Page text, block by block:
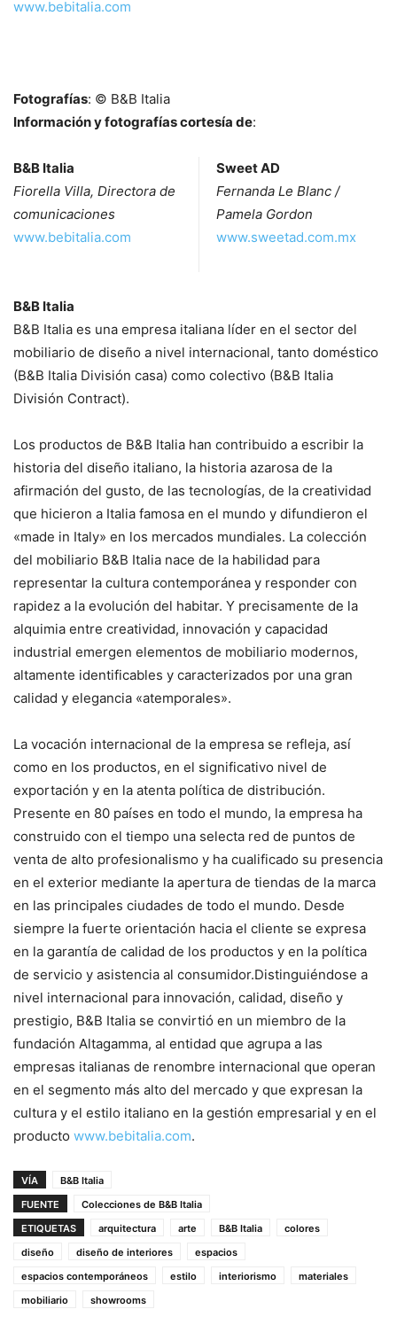
www.bebitalia.com
Fotografías: © B&B Italia
Información y fotografías cortesía de:
B&B Italia
Fiorella Villa, Directora de
comunicaciones
www.bebitalia.com
Sweet AD
Fernanda Le Blanc /
Pamela Gordon
www.sweetad.com.mx
B&B Italia
B&B Italia es una empresa italiana líder en el sector del
mobiliario de diseño a nivel internacional, tanto doméstico
(B&B Italia División casa) como colectivo (B&B Italia
División Contract).
Los productos de B&B Italia han contribuido a escribir la
historia del diseño italiano, la historia azarosa de la
afirmación del gusto, de las tecnologías, de la creatividad
que hicieron a Italia famosa en el mundo y difundieron el
«made in Italy» en los mercados mundiales. La colección
del mobiliario B&B Italia nace de la habilidad para
representar la cultura contemporánea y responder con
rapidez a la evolución del habitar. Y precisamente de la
alquimia entre creatividad, innovación y capacidad
industrial emergen elementos de mobiliario modernos,
altamente identificables y caracterizados por una gran
calidad y elegancia «atemporales».
La vocación internacional de la empresa se refleja, así
como en los productos, en el significativo nivel de
exportación y en la atenta política de distribución.
Presente en 80 países en todo el mundo, la empresa ha
construido con el tiempo una selecta red de puntos de
venta de alto profesionalismo y ha cualificado su presencia
en el exterior mediante la apertura de tiendas de la marca
en las principales ciudades de todo el mundo. Desde
siempre la fuerte orientación hacia el cliente se expresa
en la garantía de calidad de los productos y en la política
de servicio y asistencia al consumidor.Distinguiéndose a
nivel internacional para innovación, calidad, diseño y
prestigio, B&B Italia se convirtió en un miembro de la
fundación Altagamma, al entidad que agrupa a las
empresas italianas de renombre internacional que operan
en el segmento más alto del mercado y que expresan la
cultura y el estilo italiano en la gestión empresarial y en el
producto www.bebitalia.com.
VÍA
B&B Italia
FUENTE
Colecciones de B&B Italia
ETIQUETAS
arquitectura arte B&B Italia
colores
diseño
diseño de interiores
espacios
espacios contemporáneos
estilo interiorismo
materiales
mobiliario
showrooms